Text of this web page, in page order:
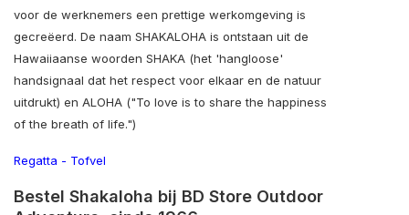
voor de werknemers een prettige werkomgeving is
gecreëerd. De naam SHAKALOHA is ontstaan uit de
Hawaiiaanse woorden SHAKA (het 'hangloose'
handsignaal dat het respect voor elkaar en de natuur
uitdrukt) en ALOHA ("To love is to share the happiness
of the breath of life.")
Regatta - Tofvel
Bestel Shakaloha bij BD Store Outdoor